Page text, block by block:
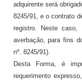
adquirente será
8245/91, e o contrato
registro. Neste caso,
averbação, para fins
nº. 8245/91).
Desta Forma, é
requerimento